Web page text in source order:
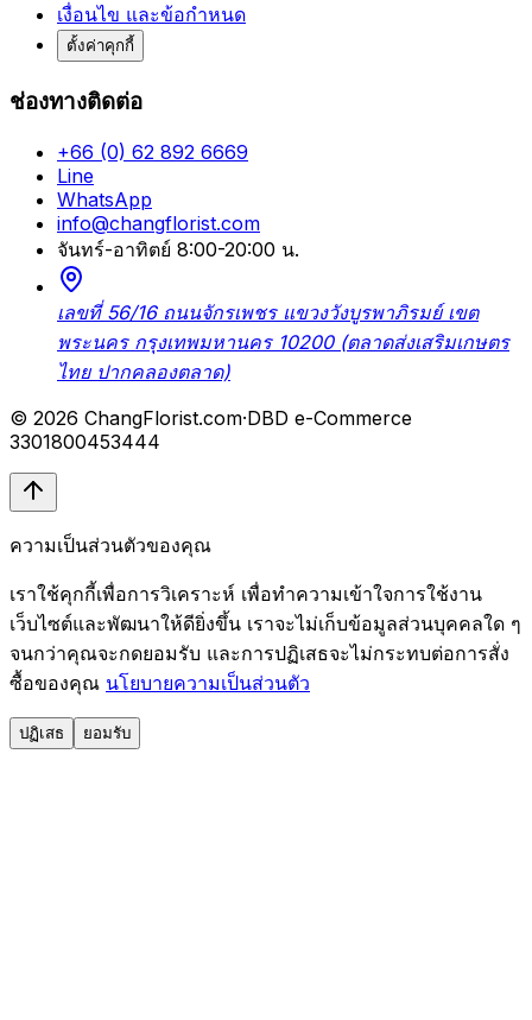
เงื่อนไข และข้อกำหนด
ตั้งค่าคุกกี้
ช่องทางติดต่อ
+66 (0) 62 892 6669
Line
WhatsApp
info@changflorist.com
จันทร์-อาทิตย์ 8:00-20:00 น.
เลขที่ 56/16 ถนนจักรเพชร แขวงวังบูรพาภิรมย์ เขต
พระนคร กรุงเทพมหานคร 10200 (ตลาดส่งเสริมเกษตร
ไทย ปากคลองตลาด)
© 2026 ChangFlorist.com·DBD e-Commerce
3301800453444
ความเป็นส่วนตัวของคุณ
เราใช้คุกกี้เพื่อการวิเคราะห์ เพื่อทำความเข้าใจการใช้งาน
เว็บไซต์และพัฒนาให้ดียิ่งขึ้น เราจะไม่เก็บข้อมูลส่วนบุคคลใด ๆ
จนกว่าคุณจะกดยอมรับ และการปฏิเสธจะไม่กระทบต่อการสั่ง
ซื้อของคุณ นโยบายความเป็นส่วนตัว
ปฏิเสธ ยอมรับ